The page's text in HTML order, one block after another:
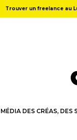
Trouver un freelance au
MÉDIA DES CRÉAS,